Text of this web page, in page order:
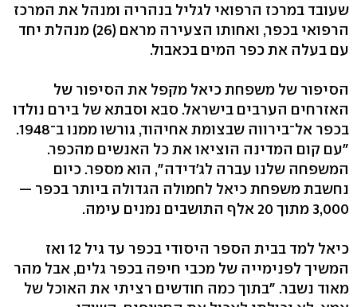
שעובד במרכז הרפואי לגליל בנהריה ומנהל את המרכז
הרפואי בכפר, ואחותו הצעירה מראם (26) מנהלת יחד
עם בעלה את כפר המים בכאבול.
הסיפור של משפחת כיאל מקפל את הסיפור של
האזרחים הערבים בישראל. סבא וסבתא של בירם נולדו
בכפר אל־בירווה שבצומת אחיהוד, גורשו ממנו ב־1948.
"עם קום המדינה הוציאו את כל האנשים מהכפר.
המשפחה שלנו עברה לג'דידה", הוא מספר. כיום
נחשבת משפחת כיאל לחמולה הגדולה ביותר בכפר —
3,000 מתוך 20 אלף התושבים נמנים עימה.
כיאל למד בבית הספר היסודי בכפר עד גיל 12 ואז
המשיך לפנימייה של מכבי חיפה בכפר גלים, אבל מהר
מאוד נשבר. "בתוך כמה חודשים רציתי את האוכל של